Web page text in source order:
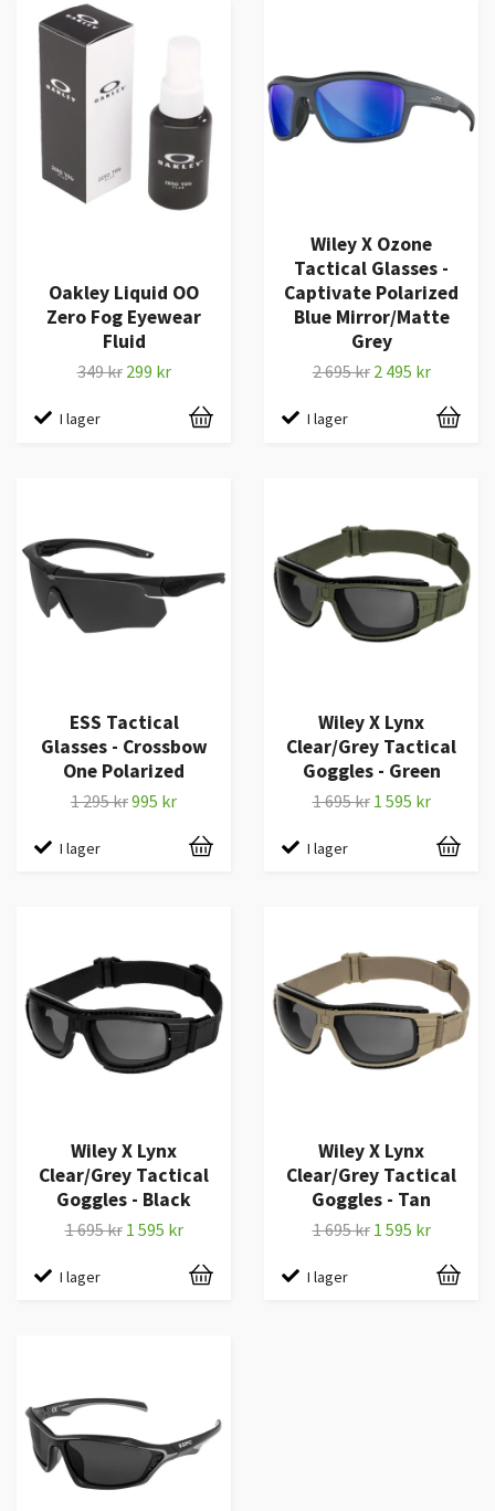
Oakley Liquid OO
Zero Fog Eyewear
Fluid
349 kr 299 kr
I lager
Wiley X Ozone
Tactical Glasses -
Captivate Polarized
Blue Mirror/Matte
Grey
2 695 kr 2 495 kr
I lager
ESS Tactical
Glasses - Crossbow
One Polarized
1 295 kr995 kr
I lager
Wiley X Lynx
Clear/Grey Tactical
Goggles - Green
1 695 kr 1 595 kr
I lager
Wiley X Lynx
Clear/Grey Tactical
Goggles - Black
1 695 kr 1 595 kr
I lager
Wiley X Lynx
Clear/Grey Tactical
Goggles - Tan
1 695 kr 1 595 kr
I lager